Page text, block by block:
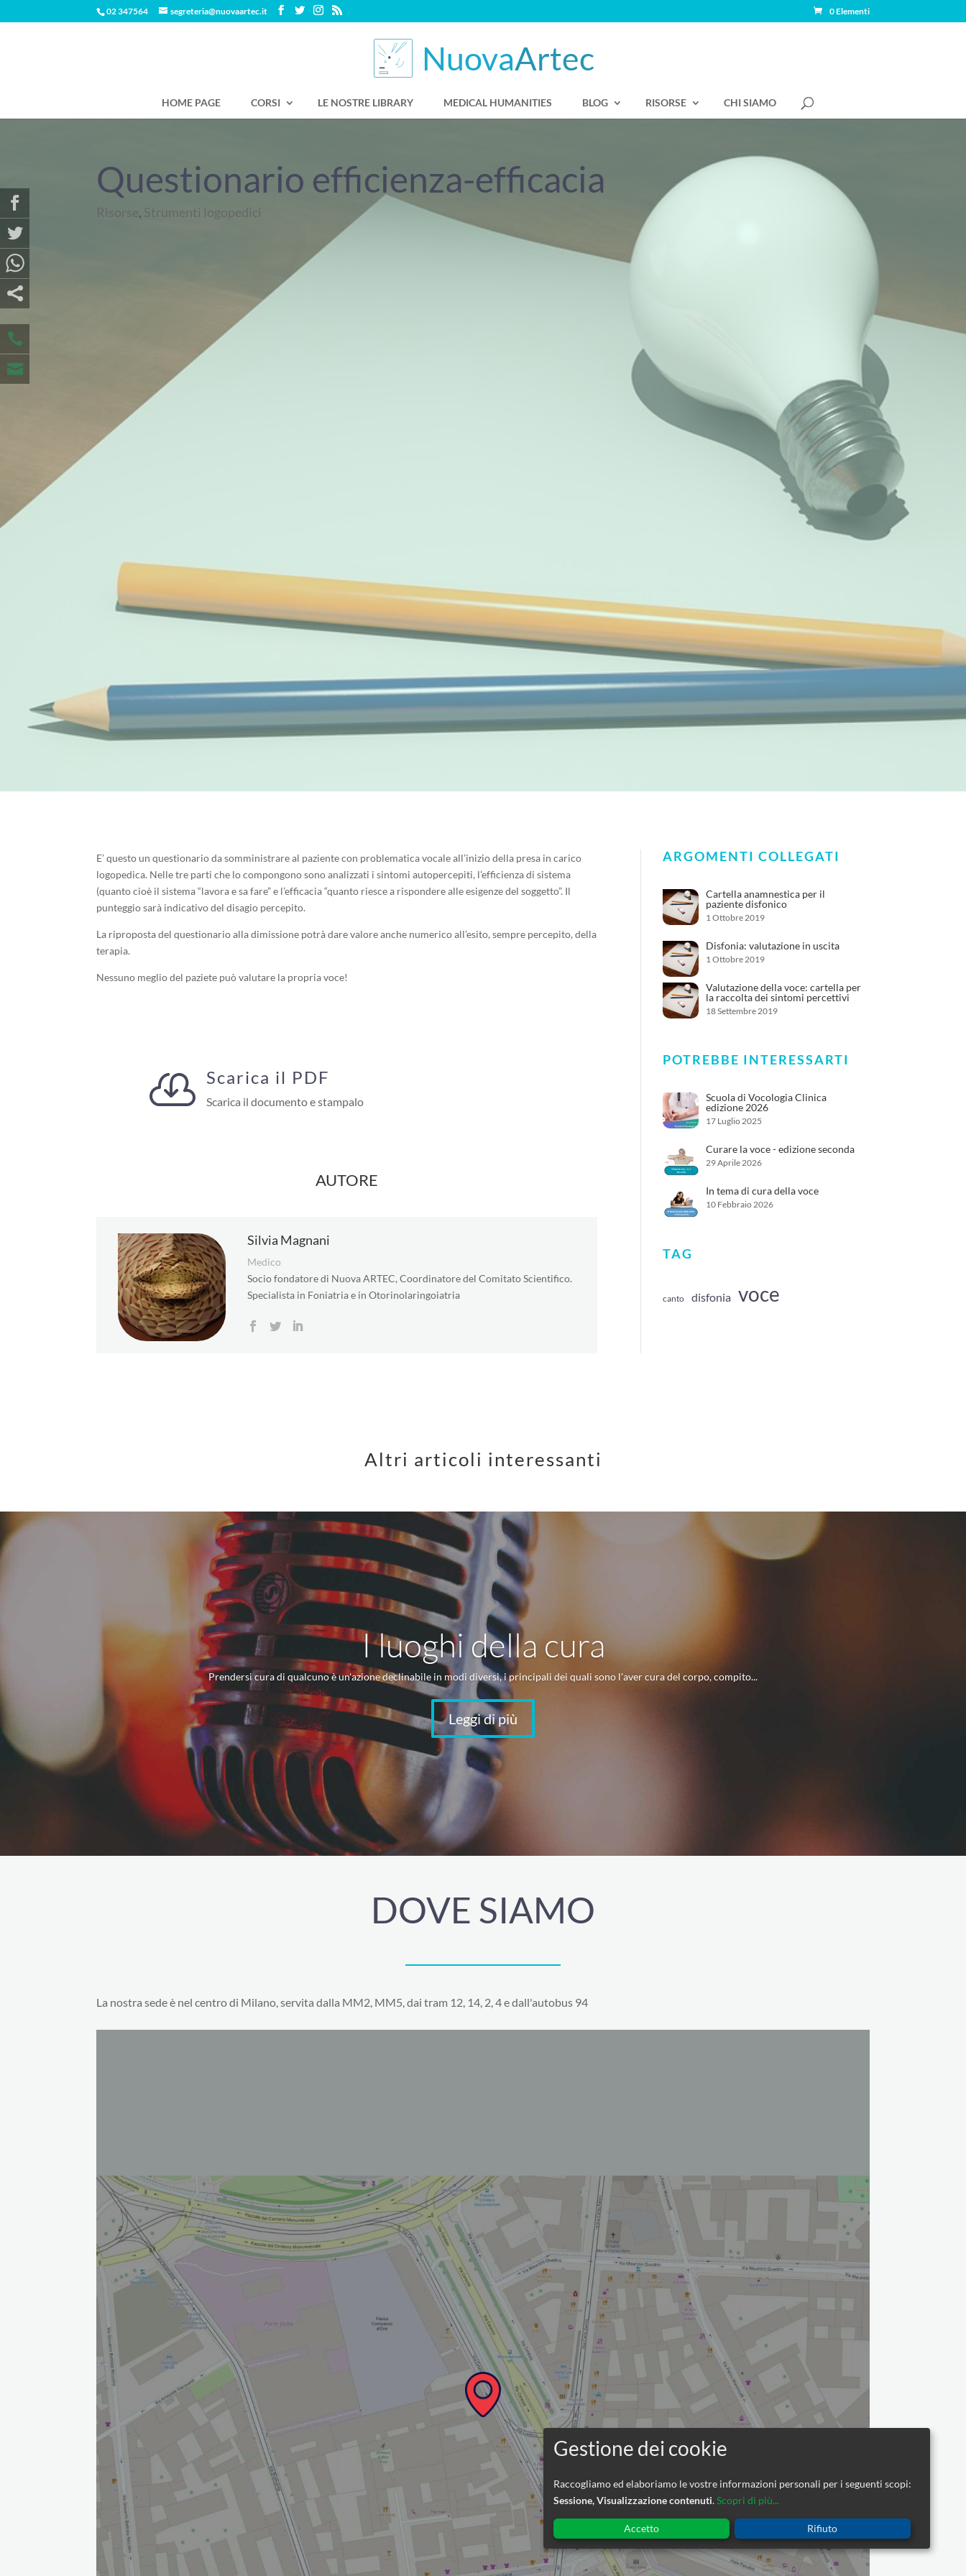
02 347564 segreteria@nuovaartec.it 0 Elementi
HOME PAGE CORSI LE NOSTRE LIBRARY MEDICAL HUMANITIES BLOG RISORSE CHI SIAMO
Questionario efficienza-efficacia
Risorse, Strumenti logopedici
E’ questo un questionario da somministrare al paziente con problematica vocale all’inizio della presa in carico
logopedica. Nelle tre parti che lo compongono sono analizzati i sintomi autopercepiti, l’efficienza di sistema
(quanto cioè il sistema “lavora e sa fare” e l’efficacia “quanto riesce a rispondere alle esigenze del soggetto”. Il
punteggio sarà indicativo del disagio percepito.
La riproposta del questionario alla dimissione potrà dare valore anche numerico all’esito, sempre percepito, della
terapia.
Nessuno meglio del paziete può valutare la propria voce!
 Scarica il PDF
Scarica il documento e stampalo
AUTORE
Silvia Magnani
Medico
Socio fondatore di Nuova ARTEC, Coordinatore del Comitato Scientifico.
Specialista in Foniatria e in Otorinolaringoiatria
ARGOMENTI COLLEGATI
Cartella anamnestica per il
paziente disfonico
1 Ottobre 2019
Disfonia: valutazione in uscita
1 Ottobre 2019
Valutazione della voce: cartella per
la raccolta dei sintomi percettivi
18 Settembre 2019
POTREBBE INTERESSARTI
Scuola di Vocologia Clinica
edizione 2026
17 Luglio 2025
Curare la voce - edizione seconda
29 Aprile 2026
In tema di cura della voce
10 Febbraio 2026
TAG
canto disfonia voce
Altri articoli interessanti
I luoghi della cura
Prendersi cura di qualcuno è un'azione declinabile in modi diversi, i principali dei quali sono l'aver cura del corpo, compito...
Leggi di più
DOVE SIAMO
La nostra sede è nel centro di Milano, servita dalla MM2, MM5, dai tram 12, 14, 2, 4 e dall'autobus 94
Raccogliamo ed elaboriamo le vostre informazioni personali per i seguenti scopi:
Sessione, Visualizzazione contenuti.Scopri di più...
Accetto Rifiuto